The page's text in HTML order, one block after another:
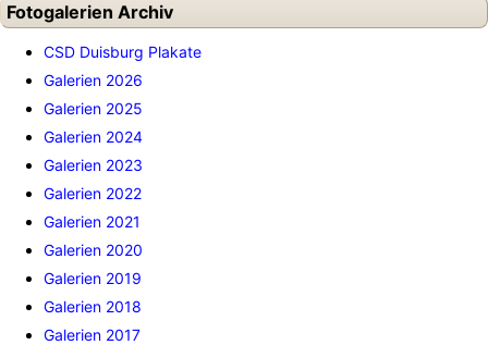
Fotogalerien Archiv
CSD Duisburg Plakate
Galerien 2026
Galerien 2025
Galerien 2024
Galerien 2023
Galerien 2022
Galerien 2021
Galerien 2020
Galerien 2019
Galerien 2018
Galerien 2017